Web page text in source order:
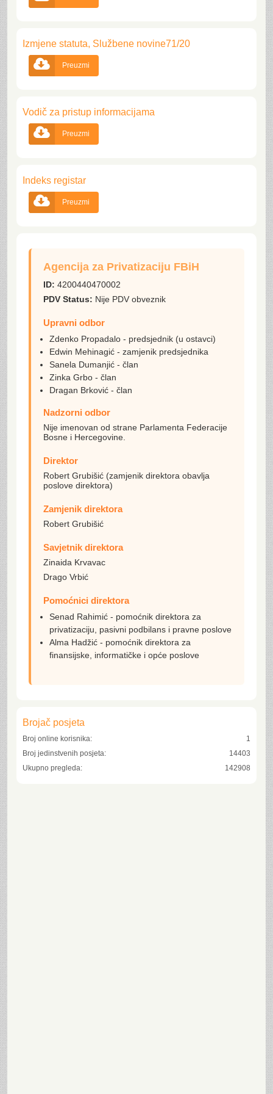
Izmjene statuta, Službene novine71/20
 Preuzmi
Vodič za pristup informacijama
 Preuzmi
Indeks registar
 Preuzmi
Agencija za Privatizaciju FBiH
ID: 4200440470002
PDV Status: Nije PDV obveznik
Upravni odbor
Zdenko Propadalo - predsjednik (u ostavci)
Edwin Mehinagić - zamjenik predsjednika
Sanela Dumanjić - član
Zinka Grbo - član
Dragan Brković - član
Nadzorni odbor
Nije imenovan od strane Parlamenta Federacije
Bosne i Hercegovine.
Direktor
Robert Grubišić (zamjenik direktora obavlja
poslove direktora)
Zamjenik direktora
Robert Grubišić
Savjetnik direktora
Zinaida Krvavac
Drago Vrbić
Pomoćnici direktora
Senad Rahimić - pomoćnik direktora za
privatizaciju, pasivni podbilans i pravne poslove
Alma Hadžić - pomoćnik direktora za
finansijske, informatičke i opće poslove
Brojač posjeta
Broj online korisnika:
1
Broj jedinstvenih posjeta:
14403
Ukupno pregleda:
142908